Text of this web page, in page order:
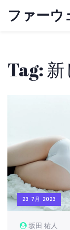
ファーウ
Tag:
23 7月 2023
坂田 祐人